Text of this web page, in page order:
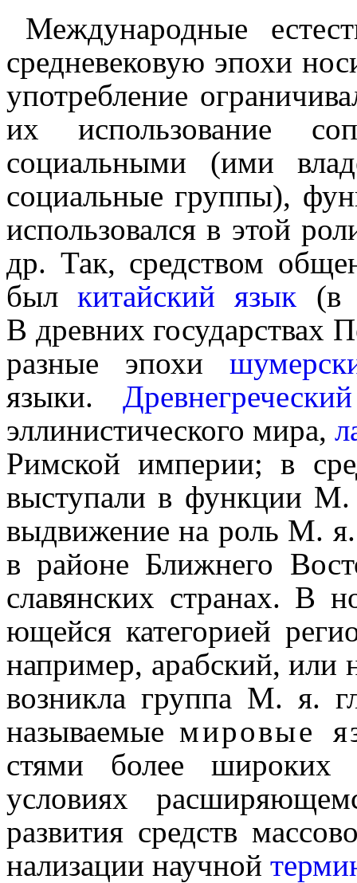
Международные
средневековую эпохи
употребление
их использование
социальными (ими
соци­аль­ные группы),
исполь­зо­вал­ся в этой
др. Так, средством
былкитайский язык (в
В древних государствах
разные эпохи
языки.
эллинистического мира,
Римской империи; в
выступали в функции М.
выдвижение на роль М.
в районе Ближнего
славянских странах. В
ющейся категорией
напри­мер, арабский,
возникла группа М. я.
называемыемировые
стя­ми более широких
условиях
развития средств
на­ли­за­ции научной